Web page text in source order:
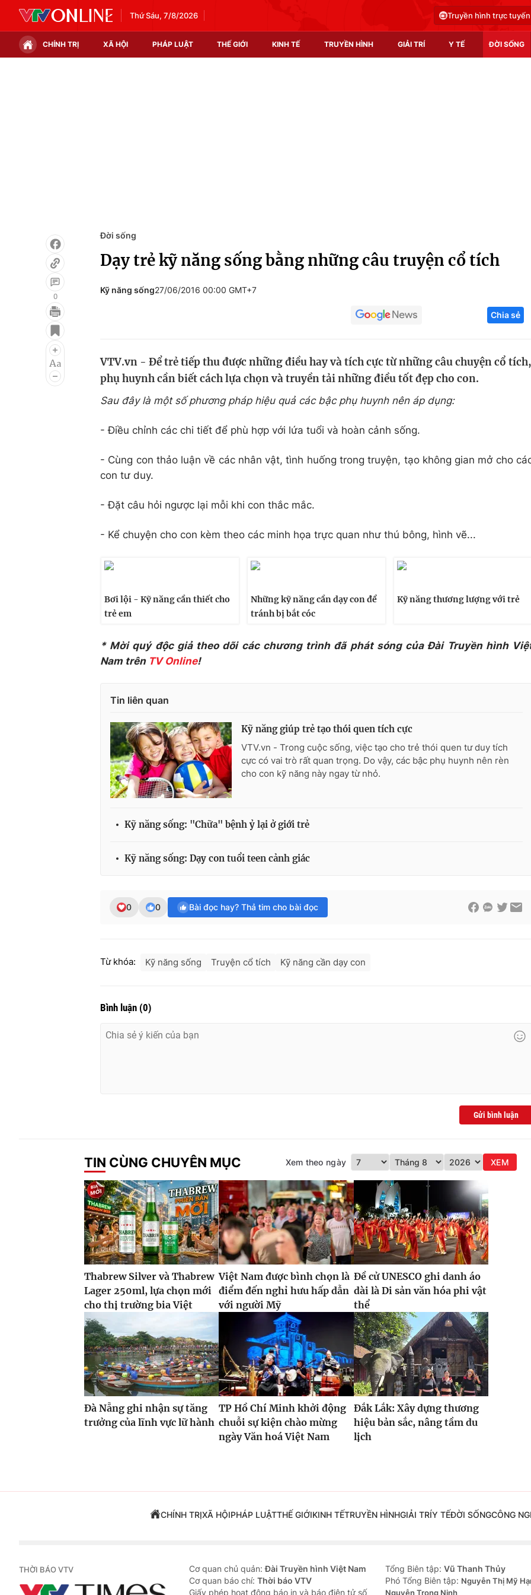
Thứ Sáu, 7/8/2026 Truyền hình trực tuyến
CHÍNH TRỊ XÃ HỘI PHÁP LUẬT THẾ GIỚI KINH TẾ TRUYỀN HÌNH GIẢI TRÍ Y TẾ ĐỜI SỐNG
Infographic
Điện ảnh
Âm nhạc
Làm đẹp
Học trực tuyến
Công nghệ
Sản phẩm
0
Đời sống
Dạy trẻ kỹ năng sống bằng những câu truyện cổ tích
Kỹ năng sống27/06/2016 00:00 GMT+7
Chia sẻ
VTV.vn - Để trẻ tiếp thu được những điều hay và tích cực từ những câu chuyện cổ tích,
phụ huynh cần biết cách lựa chọn và truyền tải những điều tốt đẹp cho con.
Sau đây là một số phương pháp hiệu quả các bậc phụ huynh nên áp dụng:
- Điều chỉnh các chi tiết để phù hợp với lứa tuổi và hoàn cảnh sống.
- Cùng con thảo luận về các nhân vật, tình huống trong truyện, tạo không gian mở cho
con tư duy.
- Đặt câu hỏi ngược lại mỗi khi con thắc mắc.
- Kể chuyện cho con kèm theo các minh họa trực quan như thú bông, hình vẽ...
Bơi lội - Kỹ năng cần thiết cho
trẻ em
Những kỹ năng cần dạy con để
tránh bị bắt cóc
Kỹ năng thương lượng với trẻ
* Mời quý độc giả theo dõi các chương trình đã phát sóng của Đài Truyền hình
Nam trên TV Online!
Tin liên quan
Kỹ năng giúp trẻ tạo thói quen tích cực
VTV.vn - Trong cuộc sống, việc tạo cho trẻ thói quen tư duy tích
cực có vai trò rất quan trọng. Do vậy, các bậc phụ huynh nên rèn
cho con kỹ năng này ngay từ nhỏ.
Kỹ năng sống: "Chữa" bệnh ỷ lại ở giới trẻ
Kỹ năng sống: Dạy con tuổi teen cảnh giác
0 0 Bài đọc hay? Thả tim cho bài đọc
Từ khóa: Kỹ năng sống Truyện cổ tích Kỹ năng cần dạy con
Bình luận (0)
Gửi bình luận
TIN CÙNG CHUYÊN MỤC Xem theo ngày XEM
Thabrew Silver và Thabrew
Lager 250ml, lựa chọn mới
cho thị trường bia Việt
Việt Nam được bình chọn là
điểm đến nghỉ hưu hấp dẫn
với người Mỹ
Đề cử UNESCO ghi danh áo
dài là Di sản văn hóa phi vật
thể
Đà Nẵng ghi nhận sự tăng
trưởng của lĩnh vực lữ hành
TP Hồ Chí Minh khởi động
chuỗi sự kiện chào mừng
ngày Văn hoá Việt Nam
Đắk Lắk: Xây dựng thương
hiệu bản sắc, nâng tầm du
lịch
CHÍNH TRỊXÃ HỘIPHÁP LUẬTTHẾ GIỚIKINH TẾTRUYỀN HÌNHGIẢI TRÍY TẾĐỜI SỐNGCÔNG
THỜI BÁO VTV Cơ quan chủ quản:Đài Truyền hình Việt Nam
Cơ quan báo chí: Thời báo VTV
Giấy phép hoạt động báo in và báo điện tử số
Tổng Biên tập: Vũ Thanh Thủy
Phó Tổng Biên tập: Nguyễn Thị Mỹ
Nguyễn Trọng Ninh